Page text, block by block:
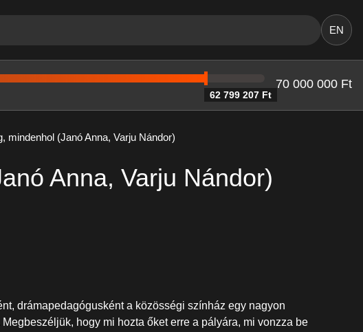
EN
62 799 207 Ft
70 000 000 Ft
mindenhol (Janó Anna, Varju Nándor)
Anna, Varju Nándor)
drámapedagógusként a közösségi színház egy nagyon
hogy mi hozta őket erre a pályára, mi vonzza be